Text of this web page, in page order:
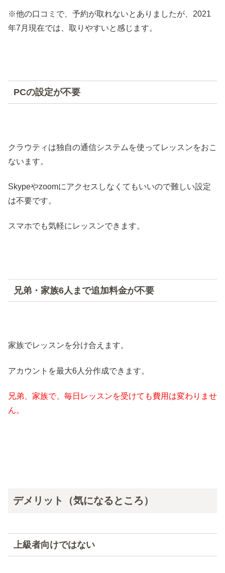
※他の口コミで、予約が取れないとありましたが、2021
年7月現在では、取りやすいと感じます。
PCの設定が不要
クラウティは独自の通信システムを使ってレッスンをおこ
ないます。
Skypeやzoomにアクセスしなくてもいいので難しい設定
は不要です。
スマホでも気軽にレッスンできます。
兄弟・家族6人まで追加料金が不要
家族でレッスンを分け合えます。
アカウントを最大6人分作成できます。
兄弟、家族で、毎日レッスンを受けても費用は変わりませ
ん。
デメリット（気になるところ）
上級者向けではない